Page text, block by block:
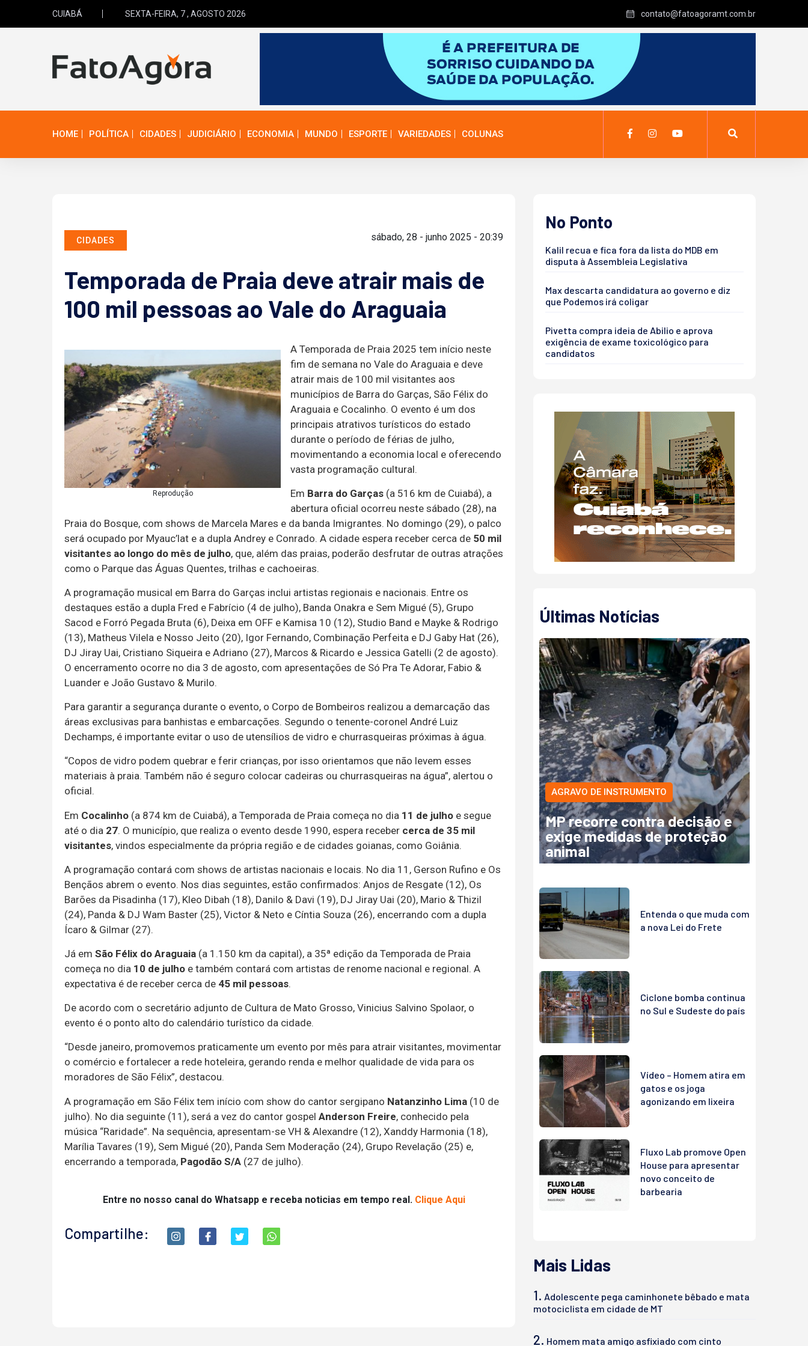
CUIABÁ SEXTA-FEIRA, 7 , AGOSTO 2026 contato@fatoagoramt.com.br
HOME POLÍTICA CIDADES JUDICIÁRIO ECONOMIA MUNDO ESPORTE VARIEDADES COLUNAS
CIDADES sábado, 28 - junho 2025 - 20:39
Temporada de Praia deve atrair mais de
100 mil pessoas ao Vale do Araguaia
Reprodução
A Temporada de Praia 2025 tem início neste
fim de semana no Vale do Araguaia e deve
atrair mais de 100 mil visitantes aos
municípios de Barra do Garças, São Félix do
Araguaia e Cocalinho. O evento é um dos
principais atrativos turísticos do estado
durante o período de férias de julho,
movimentando a economia local e oferecendo
vasta programação cultural.
Em Barra do Garças (a 516 km de Cuiabá), a
abertura oficial ocorreu neste sábado (28), na
Praia do Bosque, com shows de Marcela Mares e da banda Imigrantes. No domingo (29), o palco
será ocupado por Myauc’lat e a dupla Andrey e Conrado. A cidade espera receber cerca de 50 mil
visitantes ao longo do mês de julho, que, além das praias, poderão desfrutar de outras atrações
como o Parque das Águas Quentes, trilhas e cachoeiras.
A programação musical em Barra do Garças inclui artistas regionais e nacionais. Entre os
destaques estão a dupla Fred e Fabrício (4 de julho), Banda Onakra e Sem Migué (5), Grupo
Sacod e Forró Pegada Bruta (6), Deixa em OFF e Kamisa 10 (12), Studio Band e Mayke & Rodrigo
(13), Matheus Vilela e Nosso Jeito (20), Igor Fernando, Combinação Perfeita e DJ Gaby Hat (26),
DJ Jiray Uai, Cristiano Siqueira e Adriano (27), Marcos & Ricardo e Jessica Gatelli (2 de agosto).
O encerramento ocorre no dia 3 de agosto, com apresentações de Só Pra Te Adorar, Fabio &
Luander e João Gustavo & Murilo.
Para garantir a segurança durante o evento, o Corpo de Bombeiros realizou a demarcação das
áreas exclusivas para banhistas e embarcações. Segundo o tenente-coronel André Luiz
Dechamps, é importante evitar o uso de utensílios de vidro e churrasqueiras próximas à água.
“Copos de vidro podem quebrar e ferir crianças, por isso orientamos que não levem esses
materiais à praia. Também não é seguro colocar cadeiras ou churrasqueiras na água”, alertou o
oficial.
Em Cocalinho (a 874 km de Cuiabá), a Temporada de Praia começa no dia 11 de julho e segue
até o dia 27. O município, que realiza o evento desde 1990, espera receber cerca de 35 mil
visitantes, vindos especialmente da própria região e de cidades goianas, como Goiânia.
A programação contará com shows de artistas nacionais e locais. No dia 11, Gerson Rufino e Os
Bençãos abrem o evento. Nos dias seguintes, estão confirmados: Anjos de Resgate (12), Os
Barões da Pisadinha (17), Kleo Dibah (18), Danilo & Davi (19), DJ Jiray Uai (20), Mario & Thizil
(24), Panda & DJ Wam Baster (25), Victor & Neto e Cíntia Souza (26), encerrando com a dupla
Ícaro & Gilmar (27).
Já em São Félix do Araguaia (a 1.150 km da capital), a 35ª edição da Temporada de Praia
começa no dia 10 de julho e também contará com artistas de renome nacional e regional. A
expectativa é de receber cerca de 45 mil pessoas.
De acordo com o secretário adjunto de Cultura de Mato Grosso, Vinicius Salvino Spolaor, o
evento é o ponto alto do calendário turístico da cidade.
“Desde janeiro, promovemos praticamente um evento por mês para atrair visitantes, movimentar
o comércio e fortalecer a rede hoteleira, gerando renda e melhor qualidade de vida para os
moradores de São Félix”, destacou.
A programação em São Félix tem início com show do cantor sergipano Natanzinho Lima (10 de
julho). No dia seguinte (11), será a vez do cantor gospel Anderson Freire, conhecido pela
música “Raridade”. Na sequência, apresentam-se VH & Alexandre (12), Xanddy Harmonia (18),
Marília Tavares (19), Sem Migué (20), Panda Sem Moderação (24), Grupo Revelação (25) e,
encerrando a temporada, Pagodão S/A (27 de julho).
Entre no nosso canal do Whatsapp e receba noticias em tempo real. Clique Aqui
Compartilhe:
No Ponto
Kalil recua e fica fora da lista do MDB em
disputa à Assembleia Legislativa
Max descarta candidatura ao governo e diz
que Podemos irá coligar
Pivetta compra ideia de Abilio e aprova
exigência de exame toxicológico para
candidatos
Últimas Notícias
AGRAVO DE INSTRUMENTO
MP recorre contra decisão e
exige medidas de proteção
animal
Entenda o que muda com
a nova Lei do Frete
Ciclone bomba continua
no Sul e Sudeste do país
Vídeo – Homem atira em
gatos e os joga
agonizando em lixeira
Fluxo Lab promove Open
House para apresentar
novo conceito de
barbearia
Mais Lidas
1. Adolescente pega caminhonete bêbado e mata
motociclista em cidade de MT
2. Homem mata amigo asfixiado com cinto